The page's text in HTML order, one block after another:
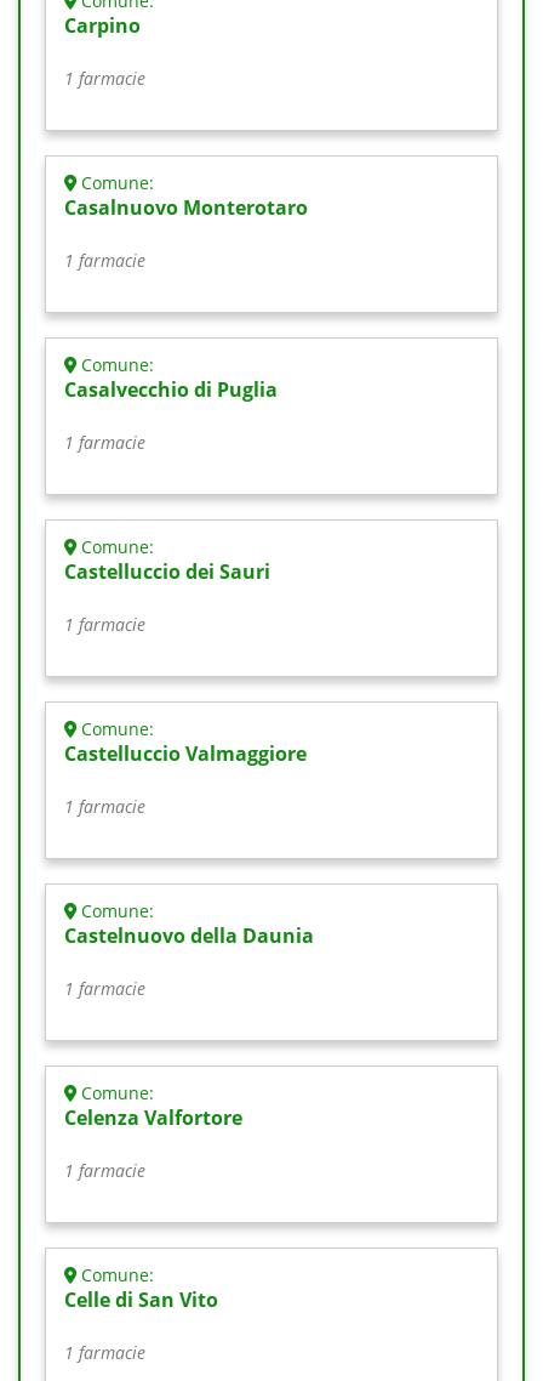
Carpino
1 farmacie
Comune:
Casalnuovo Monterotaro
1 farmacie
Comune:
Casalvecchio di Puglia
1 farmacie
Comune:
Castelluccio dei Sauri
1 farmacie
Comune:
Castelluccio Valmaggiore
1 farmacie
Comune:
Castelnuovo della Daunia
1 farmacie
Comune:
Celenza Valfortore
1 farmacie
Comune:
Celle di San Vito
1 farmacie